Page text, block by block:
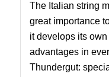
The Italian string
great importance
it develops its
advantages in
Thundergut: